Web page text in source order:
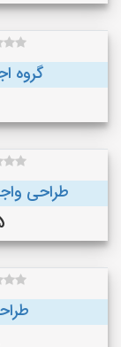
گروه
طراحی